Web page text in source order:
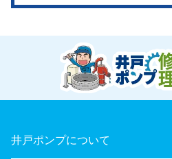
井戸ポンプについて